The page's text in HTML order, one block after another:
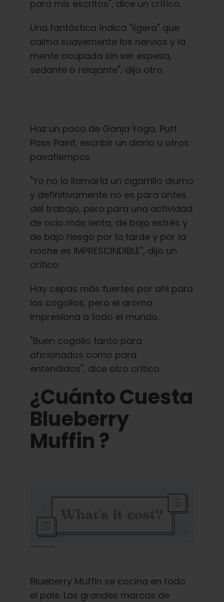
para mis escritos", dice un crítico.
Una fantástica índica "ligera" que
calma suavemente los nervios y la
mente ocupada sin ser espesa,
sedante o relajante", dijo otro.
Haz un poco de Ganja Yoga, Puff
Pass Paint, escribir un diario u otros
pasatiempos.
"Yo no lo llamaría un cigarrillo diurno
y definitivamente no es para antes
del trabajo, pero para una actividad
de ocio más lenta, de bajo estrés y
de bajo riesgo por la tarde y por la
noche es IMPRESCINDIBLE", dijo un
crítico.
Hay cepas más fuertes por ahí para
los cogollos, pero el aroma
impresiona a todo el mundo.
"Buen cogollo tanto para
aficionados como para
entendidos", dice otro crítico.
¿Cuánto Cuesta
Blueberry
Muffin ?
Blueberry Muffin se cocina en todo
el país. Las grandes marcas de